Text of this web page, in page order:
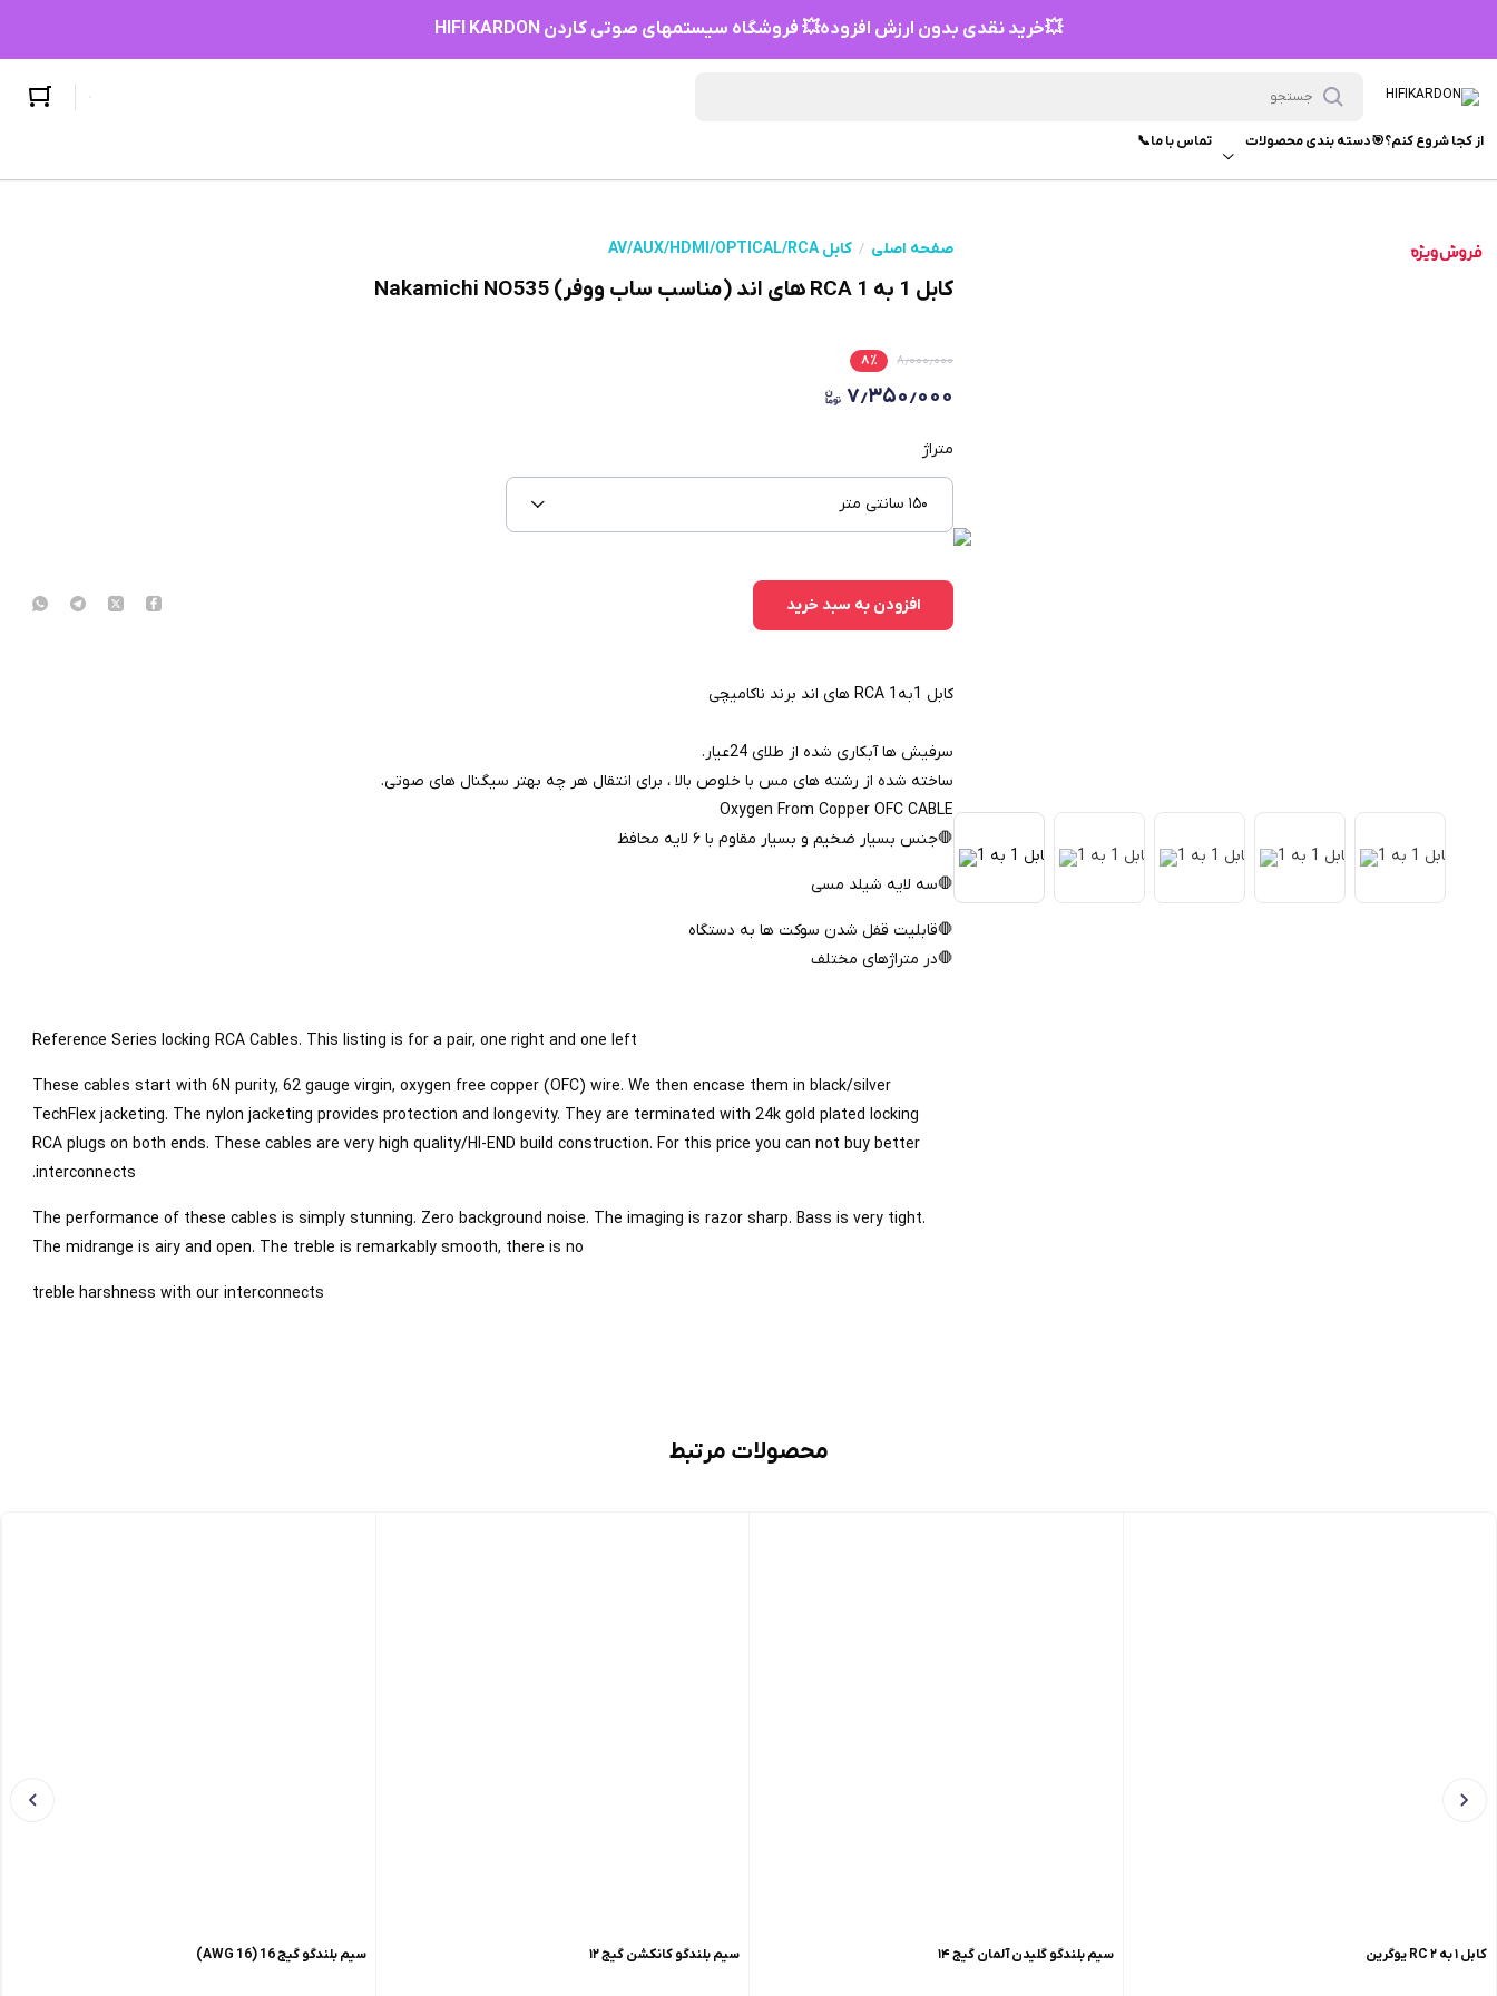
💥خرید نقدی بدون ارزش افزوده💥 فروشگاه سیستمهای صوتی کاردن HIFI KARDON
از کجا شروع کنم؟🎯دسته بندی محصولات تماس با ما📞
صفحه اصلی کابل AV/AUX/HDMI/OPTICAL/RCA
کابل 1 به 1 RCA های اند (مناسب ساب ووفر) Nakamichi NO535
۸٫۰۰۰٫۰۰۰ ۸٪
۷٫۳۵۰٫۰۰۰
متراژ
۱۵۰ سانتی متر
افزودن به سبد خرید
کابل 1به1 RCA های اند برند ناکامیچی
سرفیش ها آبکاری شده از طلای 24عیار.
ساخته شده از رشته های مس با خلوص بالا ، برای انتقال هر چه بهتر سیگنال های صوتی.
Oxygen From Copper OFC CABLE
🛑جنس بسیار ضخیم و بسیار مقاوم با ۶ لایه محافظ
🛑سه لایه شیلد مسی
🛑قابلیت قفل شدن سوکت ها به دستگاه
🛑در متراژهای مختلف
Reference Series locking RCA Cables. This listing is for a pair, one right and one left
These cables start with 6N purity, 62 gauge virgin, oxygen free copper (OFC) wire. We then encase them in black/silver
TechFlex jacketing. The nylon jacketing provides protection and longevity. They are terminated with 24k gold plated locking
RCA plugs on both ends. These cables are very high quality/HI-END build construction. For this price you can not buy better
interconnects.
The performance of these cables is simply stunning. Zero background noise. The imaging is razor sharp. Bass is very tight.
The midrange is airy and open. The treble is remarkably smooth, there is no
treble harshness with our interconnects
محصولات مرتبط
کابل ۱ به ۲ RC یوگرین سیم بلندگو گلیدن آلمان گیج ۱۴ سیم بلندگو کانکشن گیج ۱۲ سیم بلندگو گیج 16 (16 AWG)